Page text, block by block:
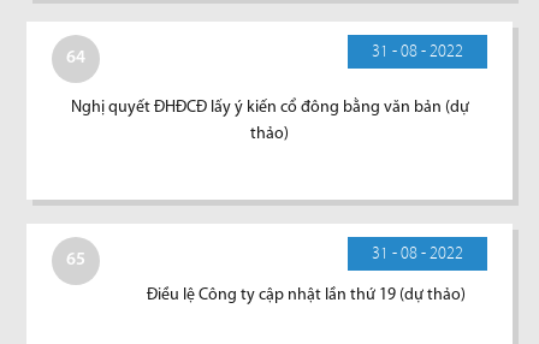
64 31 - 08 - 2022
Nghị quyết ĐHĐCĐ lấy ý kiến cổ đông bằng văn bản (dự
thảo)
65 31 - 08 - 2022
Điều lệ Công ty cập nhật lần thứ 19 (dự thảo)